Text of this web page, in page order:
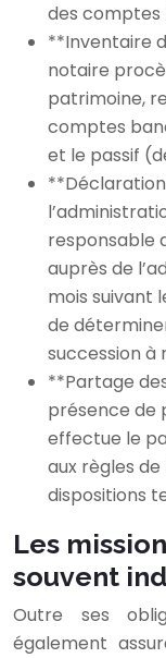
des comptes
**Inventaire
notaire
patrimoine,
comptes
et le passif
responsable
auprès de
mois suivant
de
succession à
**Partage
présence de
effectue le
aux règles
dispositions
Les
souvent
Outre ses
également